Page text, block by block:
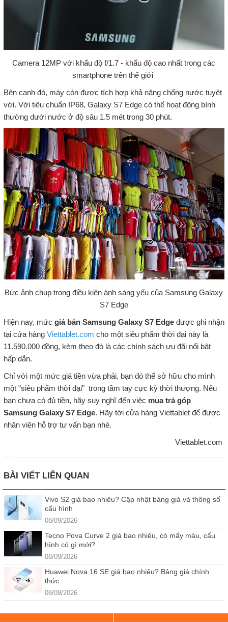
Camera 12MP với khẩu độ f/1.7 - khẩu độ cao nhất trong các
smartphone trên thế giới
Bên cạnh đó, máy còn được tích hợp khả năng chống nước tuyệt
vời. Với tiêu chuẩn IP68, Galaxy S7 Edge có thể hoạt động bình
thường dưới nước ở độ sâu 1.5 mét trong 30 phút.
Bức ảnh chụp trong điều kiện ánh sáng yếu của Samsung Galaxy
S7 Edge
Hiện nay, mức giá bán Samsung Galaxy S7 Edgeđược ghi nhận
tại cửa hàng Viettablet.com cho một siêu phẩm thời đại này là
11.590.000 đồng, kèm theo đó là các chính sách ưu đãi nổi bật
hấp dẫn.
Chỉ với một mức giá tiền vừa phải, bạn đó thể sở hữu cho mình
một "siêu phẩm thời đại" trong tầm tay cực kỳ thời thượng. Nếu
bạn chưa có đủ tiền, hãy suy nghĩ đến việc mua trả góp
Samsung Galaxy S7 Edge. Hãy tới cửa hàng Viettablet để được
nhân viên hỗ trợ tư vấn bạn nhé.
Viettablet.com
BÀI VIẾT LIÊN QUAN
Vivo S2 giá bao nhiêu? Cập nhật bảng giá và thông số
cấu hình
08/09/2026
Tecno Pova Curve 2 giá bao nhiêu, có mấy màu, cấu
hình có gì mới?
08/09/2026
Huawei Nova 16 SE giá bao nhiêu? Bảng giá chính
thức
08/09/2026